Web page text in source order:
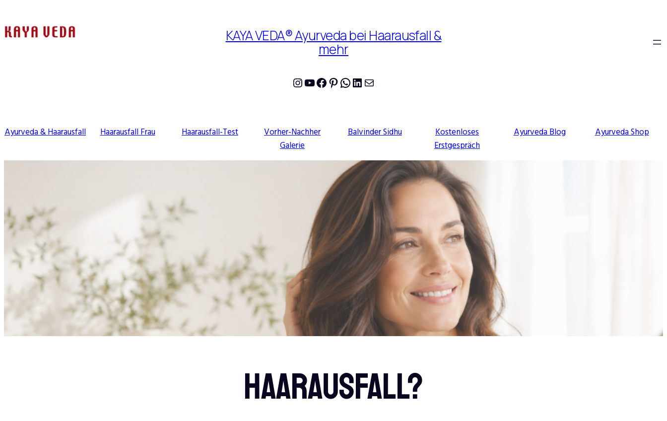
KAYA VEDA® Ayurveda bei Haarausfall &
mehr
Instagram
YouTube
Facebook
Pinterest
WhatsApp
LinkedIn
E-Mail
Ayurveda & Haarausfall Haarausfall Frau Haarausfall-Test
Vorher-Nachher
Galerie
Balvinder Sidhu
Kostenloses
Erstgespräch
Ayurveda Blog Ayurveda Shop
HAARAUSFALL?